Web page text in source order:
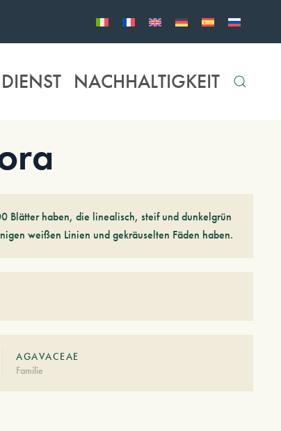
NACHHALTIGKEIT
Blätter haben, die linealisch, steif und dunkelgrün
weißen Linien und gekräuselten Fäden haben.
AGAVACEAE
Familie